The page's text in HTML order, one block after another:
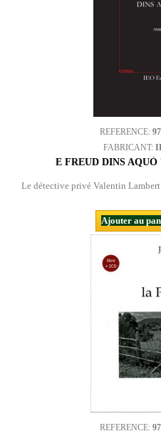
REFERENCE:
FABRICANT:
E FREUD DINS
Le détective privé Valentin
Ajouter au
REFERENCE: